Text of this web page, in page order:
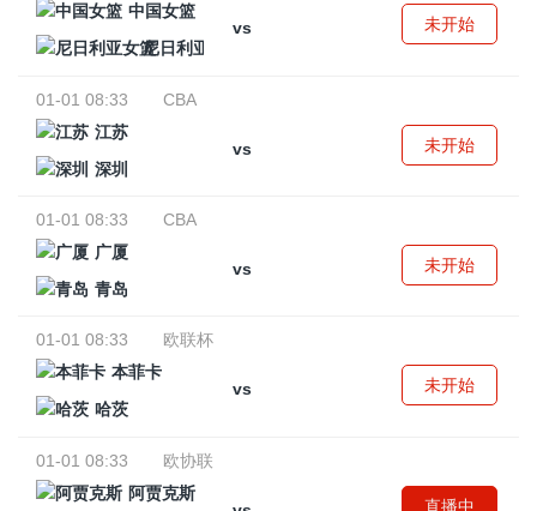
中国女篮
vs
尼日利亚女篮
未开始
01-01 08:33
CBA
江苏
vs
深圳
未开始
01-01 08:33
CBA
广厦
vs
青岛
未开始
01-01 08:33
欧联杯
本菲卡
vs
哈茨
未开始
01-01 08:33
欧协联
阿贾克斯
直播中